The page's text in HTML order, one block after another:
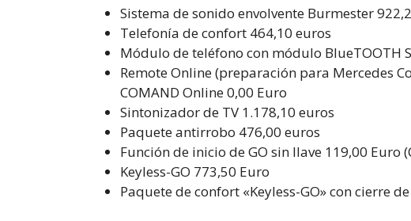
Sistema de sonido envolvente Burmester
Telefonía de confort 464,10 euros
Módulo de teléfono con módulo BlueTOOTH
Remote Online (preparación para Mercedes
COMAND Online 0,00 Euro
Sintonizador de TV 1.178,10 euros
Paquete antirrobo 476,00 euros
Función de inicio de GO sin llave 119,00 Euro
Keyless-GO 773,50 Euro
Paquete de confort «Keyless-GO» con cierre